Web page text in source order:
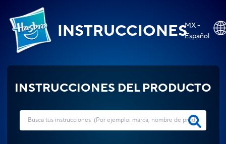
INSTRUCCIONESMX -
Español
INSTRUCCIONES DEL PRODUCTO